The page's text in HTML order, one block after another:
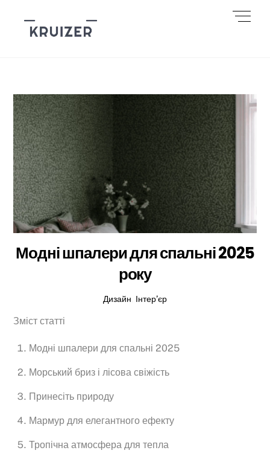
content
Модні шпалери для спальні 2025
року
Дизайн Інтер’єр
Зміст статті
Модні шпалери для спальні 2025
Морський бриз і лісова свіжість
Принесіть природу
Мармур для елегантного ефекту
Тропічна атмосфера для тепла